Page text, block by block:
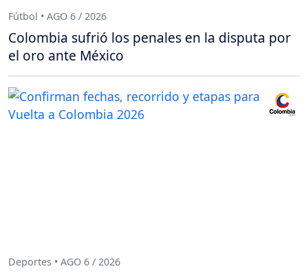
Fútbol • AGO 6 / 2026
Colombia sufrió los penales en la disputa por
el oro ante México
Deportes • AGO 6 / 2026